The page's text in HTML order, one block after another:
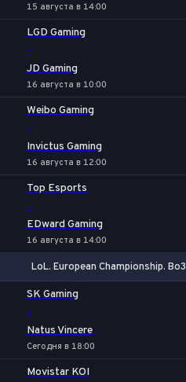
15 августа в 14:00
LGD Gaming
-
JD Gaming
16 августа в 10:00
Weibo Gaming
-
Invictus Gaming
16 августа в 12:00
Top Esports
-
EDward Gaming
16 августа в 14:00
LoL. European Championship. Bo3
SK Gaming
-
Natus Vincere
Сегодня в 18:00
Movistar KOI